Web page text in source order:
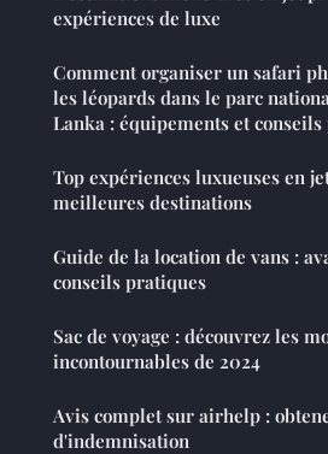
expériences de luxe
Comment organiser un safari
les léopards dans le parc
Lanka : équipements et
Top expériences luxueuses en
meilleures destinations
Guide de la location de vans :
conseils pratiques
Sac de voyage : découvrez les
incontournables de 2024
Avis complet sur airhelp :
d'indemnisation